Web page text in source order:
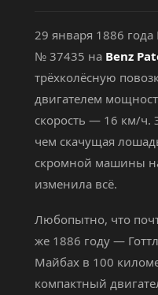
29 января 1886
№ 37435 на Benz
трёхколёсную
двигателем
скорость — 16 км/ч.
чем скачущая
скромной машины
изменила всё.
Любопытно, что
же 1886 году —
Майбах в 100
компактный